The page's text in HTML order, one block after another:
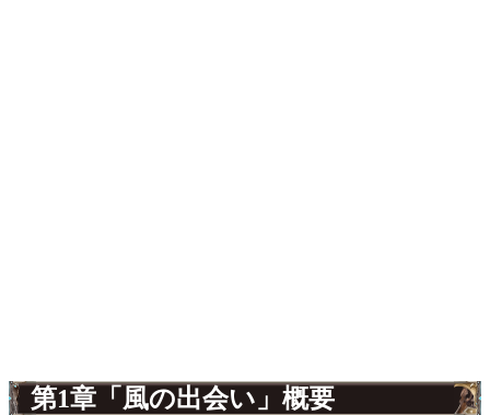
第1章「風の出会い」概要